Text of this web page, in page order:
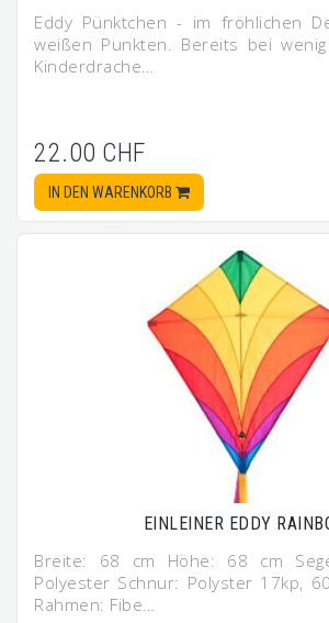
Eddy Pünktchen - im fröhlichen
weißen Punkten. Bereits bei
Kinderdrache…
22.00 CHF
IN DEN WARENKORB
EINLEINER EDDY
Breite: 68 cm Höhe: 68 cm
Polyester Schnur: Polyster 17kp,
Rahmen: Fibe…